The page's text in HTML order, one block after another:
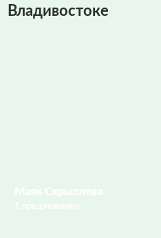
Владивостоке